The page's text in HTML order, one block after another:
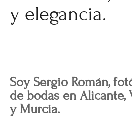
y elegancia.
Soy Sergio Román,
de bodas en Alicante,
y Murcia.